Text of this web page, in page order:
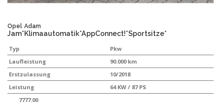
Opel Adam
Jam*Klimaautomatik*AppConnect!*Sportsitze*
Typ
Pkw
Laufleistung
90.000 km
Erstzulassung
10/2018
Leistung
64 KW / 87 PS
7777.00